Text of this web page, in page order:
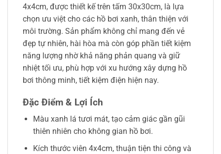
4x4cm, được thiết kế trên tấm 30x30cm, là lựa
chọn ưu việt cho các hồ bơi xanh, thân thiện với
môi trường. Sản phẩm không chỉ mang đến vẻ
đẹp tự nhiên, hài hòa mà còn góp phần tiết kiệm
năng lượng nhờ khả năng phản quang và giữ
nhiệt tối ưu, phù hợp với xu hướng xây dựng hồ
bơi thông minh, tiết kiệm điện hiện nay.
Đặc Điểm & Lợi Ích
Màu xanh lá tươi mát, tạo cảm giác gần gũi
thiên nhiên cho không gian hồ bơi.
Kích thước viên 4x4cm, thuận tiện thi công và